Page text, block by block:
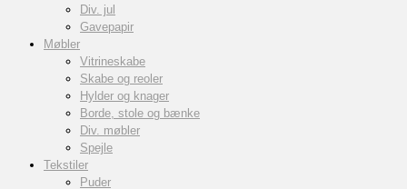
Div. jul
Gavepapir
Møbler
Vitrineskabe
Skabe og reoler
Hylder og knager
Borde, stole og bænke
Div. møbler
Spejle
Tekstiler
Puder